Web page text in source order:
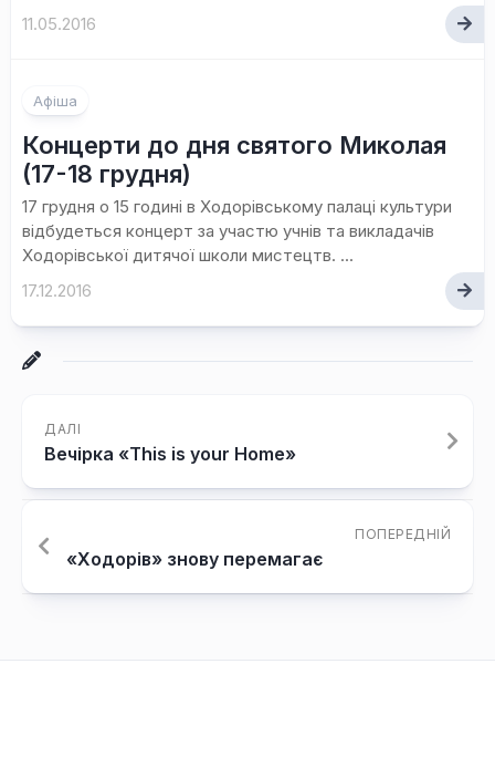
11.05.2016
Афіша
Концерти до дня святого Миколая
(17-18 грудня)
17 грудня о 15 годині в Ходорівському палаці культури
відбудеться концерт за участю учнів та викладачів
Ходорівської дитячої школи мистецтв. ...
17.12.2016
ДАЛІ
Вечірка «This is your Home»
ПОПЕРЕДНІЙ
«Ходорів» знову перемагає